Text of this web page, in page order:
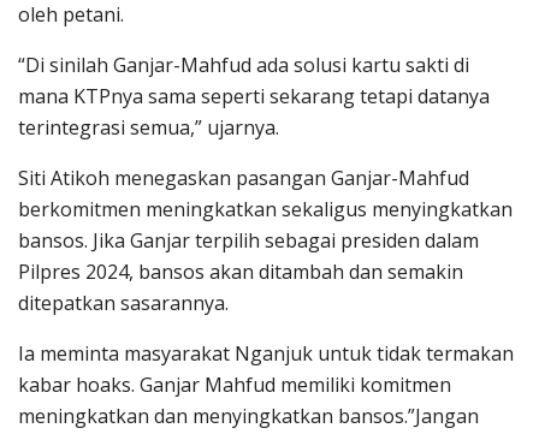
oleh petani.
“Di sinilah Ganjar-Mahfud ada solusi kartu sakti di
mana KTPnya sama seperti sekarang tetapi datanya
terintegrasi semua,” ujarnya.
Siti Atikoh menegaskan pasangan Ganjar-Mahfud
berkomitmen meningkatkan sekaligus menyingkatkan
bansos. Jika Ganjar terpilih sebagai presiden dalam
Pilpres 2024, bansos akan ditambah dan semakin
ditepatkan sasarannya.
Ia meminta masyarakat Nganjuk untuk tidak termakan
kabar hoaks. Ganjar Mahfud memiliki komitmen
meningkatkan dan menyingkatkan bansos.”Jangan